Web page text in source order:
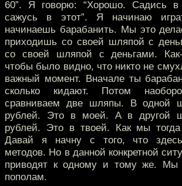
60”. Я говорю: “Хорошо. Садись в
сажусь в этот”. Я начинаю
начинаешь барабанить. Мы это
приходишь со своей шляпой с
со своей шляпой с деньгами.
чтобы было видно, что никто не
важный момент. Вначале ты
сколько кидают. Потом
сравниваем две шляпы. В одной
рублей. Это в моей. А в другой
рублей. Это в твоей. Как мы
Давай я начну с того, что
методов. Но в данной конкретной
приводят к одному и тому же. Мы
пополам.